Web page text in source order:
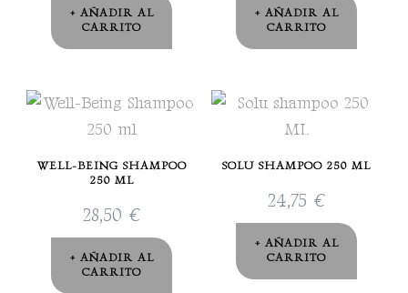
AÑADIR AL
CARRITO
AÑADIR AL
CARRITO
WELL-BEING SHAMPOO
250 ML
28,50 €
AÑADIR AL
CARRITO
SOLU SHAMPOO 250 ML
24,75 €
AÑADIR AL
CARRITO